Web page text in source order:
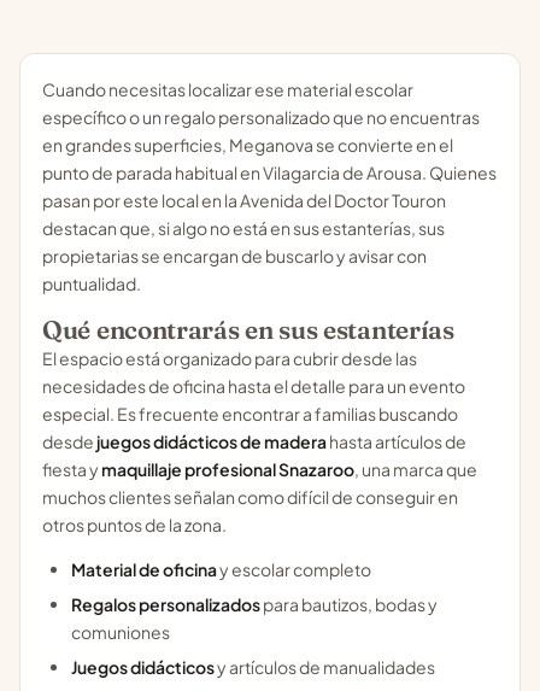
Cuando necesitas localizar ese material escolar
específico o un regalo personalizado que no encuentras
en grandes superficies, Meganova se convierte en el
punto de parada habitual en Vilagarcia de Arousa. Quienes
pasan por este local en la Avenida del Doctor Touron
destacan que, si algo no está en sus estanterías, sus
propietarias se encargan de buscarlo y avisar con
puntualidad.
Qué encontrarás en sus estanterías
El espacio está organizado para cubrir desde las
necesidades de oficina hasta el detalle para un evento
especial. Es frecuente encontrar a familias buscando
desde juegos didácticos de maderahasta artículos de
fiesta y maquillaje profesional Snazaroo, una marca que
muchos clientes señalan como difícil de conseguir en
otros puntos de la zona.
Material de oficinay escolar completo
Regalos personalizadospara bautizos, bodas y
comuniones
Juegos didácticosy artículos de manualidades